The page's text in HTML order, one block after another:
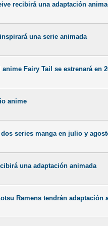
recibirá una adaptación
una serie animada
Fairy Tail se estrenará en
anime
dos series manga en julio y
una adaptación animada
Ramens tendrán adaptación